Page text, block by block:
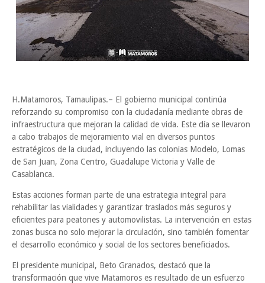
H.Matamoros, Tamaulipas.– El gobierno municipal continúa
reforzando su compromiso con la ciudadanía mediante obras de
infraestructura que mejoran la calidad de vida. Este día se llevaron
a cabo trabajos de mejoramiento vial en diversos puntos
estratégicos de la ciudad, incluyendo las colonias Modelo, Lomas
de San Juan, Zona Centro, Guadalupe Victoria y Valle de
Casablanca.
Estas acciones forman parte de una estrategia integral para
rehabilitar las vialidades y garantizar traslados más seguros y
eficientes para peatones y automovilistas. La intervención en estas
zonas busca no solo mejorar la circulación, sino también fomentar
el desarrollo económico y social de los sectores beneficiados.
El presidente municipal, Beto Granados, destacó que la
transformación que vive Matamoros es resultado de un esfuerzo